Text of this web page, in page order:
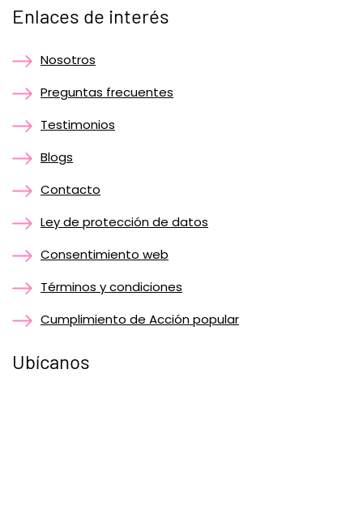
Enlaces de interés
Nosotros
Preguntas frecuentes
Testimonios
Blogs
Contacto
Ley de protección de datos
Consentimiento web
Términos y condiciones
Cumplimiento de Acción popular
Ubícanos